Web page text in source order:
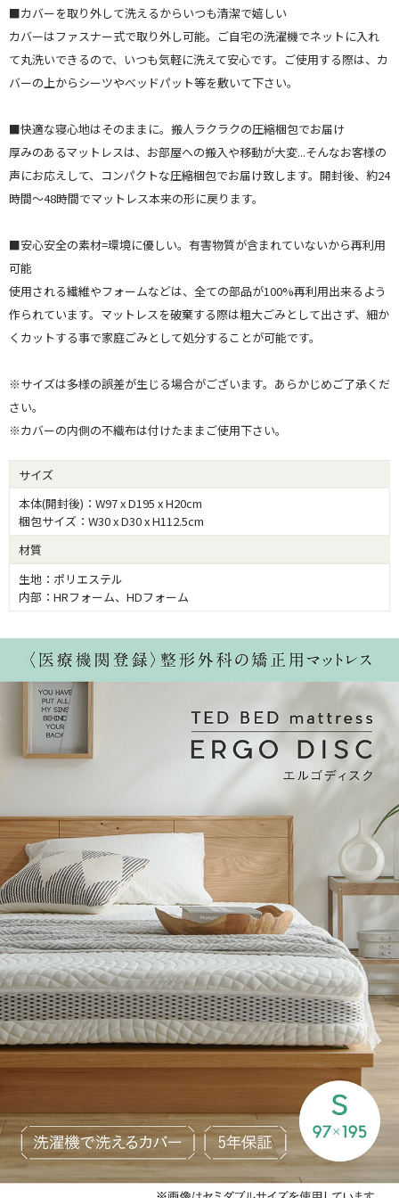
■カバーを取り外して洗えるからいつも清潔で嬉しい
カバーはファスナー式で取り外し可能。ご自宅の洗濯機でネットに入れ
て丸洗いできるので、いつも気軽に洗えて安心です。ご使用する際は、カ
バーの上からシーツやべッドパット等を敷いて下さい。
■快適な寝心地はそのままに。搬人ラクラクの圧縮梱包でお届け
厚みのあるマットレスは、お部屋への搬入や移動が大変...そんなお客様の
声にお応えして、コンパクトな圧縮梱包でお届け致します。開封後、約24
時間～48時間でマットレス本来の形に戻ります。
■安心安全の素材=環境に優しい。有害物質が含まれていないから再利用
可能
使用される繊維やフォームなどは、全ての部品が100%再利用出来るよう
作られています。マットレスを破棄する際は粗大ごみとして出さず、細か
くカットする事で家庭ごみとして処分することが可能です。
※サイズは多様の誤差が生じる場合がございます。あらかじめご了承くだ
さい。
※カバーの内側の不織布は付けたままご使用下さい。
サイズ
本体(開封後)：W97 x D195 x H20cm
梱包サイズ：W30 x D30 x H112.5cm
材質
生地：ポリエステル
内部：HRフォーム、HDフォーム